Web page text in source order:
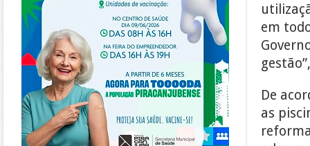
em
De
as